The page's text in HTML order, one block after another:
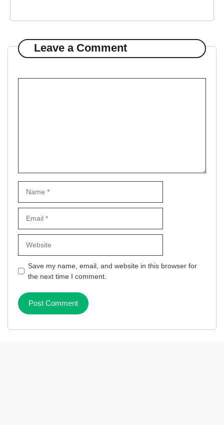
Leave a Comment
Save my name, email, and website in this browser for
the next time I comment.